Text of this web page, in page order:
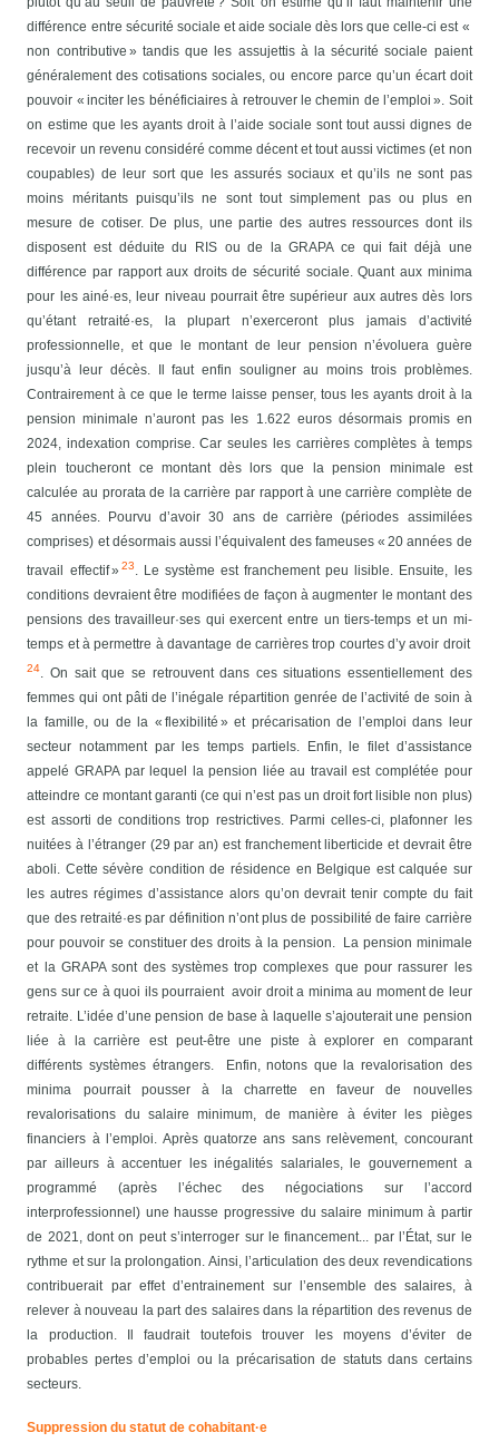
différence entre sécurité sociale et aide sociale dès lors que celle-ci est «
non contributive » tandis que les assujettis à la sécurité sociale paient
généralement des cotisations sociales, ou encore parce qu’un écart doit
pouvoir « inciter les bénéficiaires à retrouver le chemin de l’emploi ». Soit
on estime que les ayants droit à l’aide sociale sont tout aussi dignes de
recevoir un revenu considéré comme décent et tout aussi victimes (et non
coupables) de leur sort que les assurés sociaux et qu’ils ne sont pas
moins méritants puisqu’ils ne sont tout simplement pas ou plus en
mesure de cotiser. De plus, une partie des autres ressources dont ils
disposent est déduite du RIS ou de la GRAPA ce qui fait déjà une
différence par rapport aux droits de sécurité sociale.Quant aux minima
pour les ainé·es, leur niveau pourrait être supérieur aux autres dès lors
qu’étant retraité·es, la plupart n’exerceront plus jamais d’activité
professionnelle, et que le montant de leur pension n’évoluera guère
jusqu’à leur décès. Il faut enfin souligner au moins trois problèmes.
Contrairement à ce que le terme laisse penser, tous les ayants droit à la
pension minimale n’auront pas les 1.622 euros désormais promis en
2024, indexation comprise. Car seules les carrières complètes à temps
plein toucheront ce montant dès lors que la pension minimale est
calculée au prorata de la carrière par rapport à une carrière complète de
45 années. Pourvu d’avoir 30 ans de carrière (périodes assimilées
comprises) et désormais aussi l’équivalent des fameuses « 20 années de
travail effectif » 23. Le système est franchement peu lisible. Ensuite, les
conditions devraient être modifiées de façon à augmenter le montant des
pensions des travailleur·ses qui exercent entre un tiers-temps et un mi-
temps et à permettre à davantage de carrières trop courtes d’y avoir droit
24. On sait que se retrouvent dans ces situations essentiellement des
femmes qui ont pâti de l’inégale répartition genrée de l’activité de soin à
la famille, ou de la « flexibilité » et précarisation de l’emploi dans leur
secteur notamment par les temps partiels. Enfin, le filet d’assistance
appelé GRAPA par lequel la pension liée au travail est complétée pour
atteindre ce montant garanti (ce qui n’est pas un droit fort lisible non plus)
est assorti de conditions trop restrictives. Parmi celles-ci, plafonner les
nuitées à l’étranger (29 par an) est franchement liberticide et devrait être
aboli. Cette sévère condition de résidence en Belgique est calquée sur
les autres régimes d’assistance alors qu’on devrait tenir compte du fait
que des retraité·es par définition n’ont plus de possibilité de faire carrière
pour pouvoir se constituer des droits à la pension.
La pension minimale
et la GRAPA sont des systèmes trop complexes que pour rassurer les
gens sur ce à quoi ils pourraient avoir droit a minima au moment de leur
retraite. L’idée d’une pension de base à laquelle s’ajouterait une pension
liée à la carrière est peut-être une piste à explorer en comparant
différents systèmes étrangers.
Enfin, notons que la revalorisation des
minima pourrait pousser à la charrette en faveur de nouvelles
revalorisations du salaire minimum, de manière à éviter les pièges
financiers à l’emploi. Après quatorze ans sans relèvement, concourant
par ailleurs à accentuer les inégalités salariales, le gouvernement a
programmé (après l’échec des négociations sur l’accord
interprofessionnel) une hausse progressive du salaire minimum à partir
de 2021, dont on peut s’interroger sur le financement... par l’État, sur le
rythme et sur la prolongation. Ainsi, l’articulation des deux revendications
contribuerait par effet d’entrainement sur l’ensemble des salaires, à
relever à nouveau la part des salaires dans la répartition des revenus de
la production. Il faudrait toutefois trouver les moyens d’éviter de
probables pertes d’emploi ou la précarisation de statuts dans certains
secteurs.
Suppression du statutde cohabitant·e